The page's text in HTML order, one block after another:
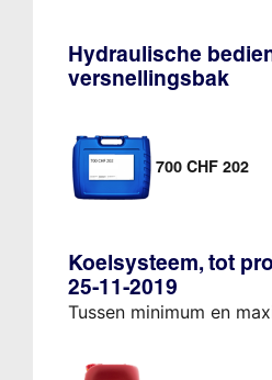
Hydraulische
versnellingsbak
700 CHF 202
Koelsysteem, tot
25-11-2019
Tussen minimum en